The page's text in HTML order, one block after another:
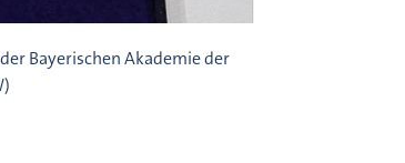
Bayerischen Akademie der